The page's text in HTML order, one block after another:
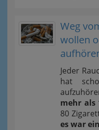
Weg
wollen
Jeder
hat
mehr als
80
es war